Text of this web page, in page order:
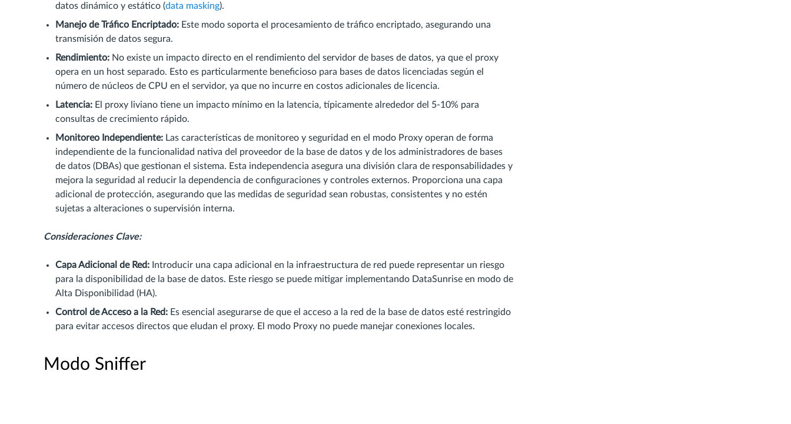
datos dinámico y estático (data masking).
Manejo de Tráfico Encriptado: Este modo soporta el procesamiento de tráfico encriptado, asegurando una
transmisión de datos segura.
Rendimiento: No existe un impacto directo en el rendimiento del servidor de bases de datos, ya que el proxy
opera en un host separado. Esto es particularmente beneficioso para bases de datos licenciadas según el
número de núcleos de CPU en el servidor, ya que no incurre en costos adicionales de licencia.
Latencia: El proxy liviano tiene un impacto mínimo en la latencia, típicamente alrededor del 5-10% para
consultas de crecimiento rápido.
Monitoreo Independiente: Las características de monitoreo y seguridad en el modo Proxy operan de forma
independiente de la funcionalidad nativa del proveedor de la base de datos y de los administradores de bases
de datos (DBAs) que gestionan el sistema. Esta independencia asegura una división clara de responsabilidades y
mejora la seguridad al reducir la dependencia de configuraciones y controles externos. Proporciona una capa
adicional de protección, asegurando que las medidas de seguridad sean robustas, consistentes y no estén
sujetas a alteraciones o supervisión interna.
Consideraciones Clave:
Capa Adicional de Red: Introducir una capa adicional en la infraestructura de red puede representar un riesgo
para la disponibilidad de la base de datos. Este riesgo se puede mitigar implementando DataSunrise en modo de
Alta Disponibilidad (HA).
Control de Acceso a la Red: Es esencial asegurarse de que el acceso a la red de la base de datos esté restringido
para evitar accesos directos que eludan el proxy. El modo Proxy no puede manejar conexiones locales.
Modo Sniffer